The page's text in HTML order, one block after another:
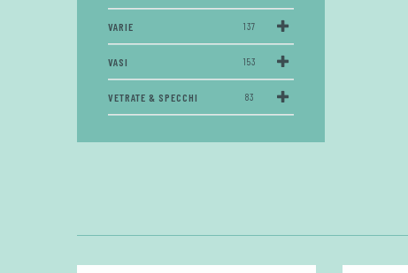
VARIE 137
VASI 153
VETRATE & SPECCHI 83